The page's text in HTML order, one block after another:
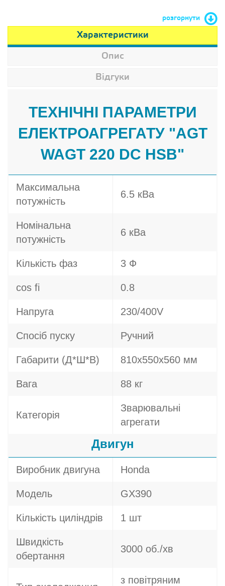
розгорнути
Характеристики
Опис
Відгуки
ТЕХНІЧНІ ПАРАМЕТРИ
ЕЛЕКТРОАГРЕГАТУ "AGT
WAGT 220 DC HSB"
Максимальна
потужність
6.5 кВа
Номінальна
потужність
6 кВа
Кількість фаз 3 Ф
cos fi 0.8
Напруга 230/400V
Спосіб пуску Ручний
Габарити (Д*Ш*В) 810х550х560 мм
Вага 88 кг
Категорія
Зварювальні
агрегати
Двигун
Виробник двигуна Honda
Модель GX390
Кількість циліндрів 1 шт
Швидкість
обертання
3000 об./хв
з повітряним